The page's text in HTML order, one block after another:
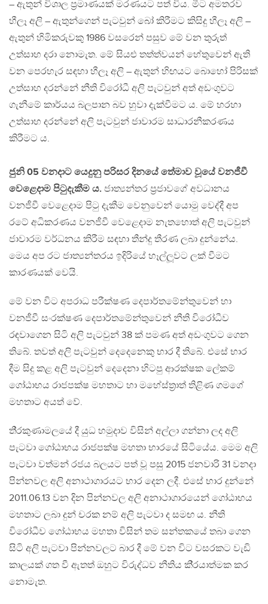
– ඇතුන් විශාල ප‍්‍රමාණයක් මරණයට පත් විය. මීට අමතරව
හීලෑ අලි – ඇතුන්ගෙන් පැටවුන් බෝ කිරීමට කිසිදු හීලෑ අලි –
ඇතුන් හිමිකරුවකු 1986 වසරෙන් පසුව මේ වන තුරුත්
උත්සාහ දරා නොමැත. මේ සියළු තත්ත්වයන් හේතුවෙන් ඇති
වන පෙරහැර සඳහා හීලෑ අලි – ඇතුන් හිඟයට බොහෝ පිරිසක්
උත්සාහ දරන්නේ නීති විරෝධී අලි පැටවුන් අත් අඩංගුවට
ගැනීමේ කාර්යය බලපාන බව හුවා දැක්වීමට ය. මේ හරහා
උත්සාහ දරන්නේ අලි පැටවුන් ජාවාරම සාධාරනීකරණය
කිරීමට ය.
ජුනි 05 වනදාට යෙදුනු පරිසර දිනයේ තේමාව වූයේ වනජීවී
වෙළෙදාම පිටුදැකීම ය. ජාත්‍යන්තර ප‍්‍රජාවගේ අවධානය
වනජීවී වෙළෙදාම පිටු දැකීම වෙනුවෙන් යොමු වෙද්දී අප
රටේ අධිකරණය වනජීවී වෙළෙදාම නැතහොත් අලි පැටවුන්
ජාවාරම වර්ධනය කිරීම සඳහා තීන්දු තීරණ ලබා දුන්නේය.
මෙය අප රට ජාත්‍යන්තරය ඉදිරියේ හෑල්ලූවට ලක් වීමට
කාරණයක් වෙයි.
මේ වන විට අපරාධ පරීක්ෂණ දෙපාර්තමේන්තුවෙන් හා
වනජීවී සංරක්ෂණ දෙපාර්තමේන්තුවෙන් නීති විරෝධීව
රඳවාගෙන සිටි අලි පැටවුන් 38 ක් පමණ අත් අඩංගුවට ගෙන
තිබේ. තවත් අලි පැටවුන් දෙදෙනෙකු භාර දී තිබේ. එසේ භාර
දීම සිදු කළ අලි පැටවුන් දෙදෙනා හිටපු ආරක්ෂක ලේකම්
ගෝඨාභය රාජපක්ෂ මහතාට හා මහේස්ත‍්‍රාත් තිළිණ ගමගේ
මහතාට අයත් වේ.
ති‍්‍රකුණාමලයේ දී යුධ හමුදාව විසින් අල්ලා ගන්නා ලද අලි
පැටවා ගෝඨාභය රාජපක්ෂ මහතා භාරයේ සිටියේය. මෙම අලි
පැටවා වත්මන් රජය බලයට පත් වූ පසු 2015 ජනවාරි 31 වනදා
පින්නවල අලි අනාථාගාරයට භාර දෙන ලදී. එසේ භාර දුන්නේ
2011.06.13 වන දින පින්නවල අලි අනාථාගාරයෙන් ගෝඨාභය
මහතාට ලබා දුන් චරක නම් අලි පැටවා ද සමඟ ය. නීති
විරෝධීව ගෝඨාභය මහතා විසින් තම සන්තකයේ තබා ගෙන
සිටි අලි පැටවා පින්නවලට බාර දී මේ වන විට වසරකට වැඩි
කාලයක් ගත වී ඇතත් ඔහුට විරුද්ධව නීතිය කි‍්‍රයාත්මක කර
නොමැත.